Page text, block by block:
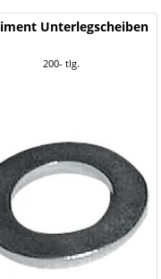
Unterlegscheiben
200- tlg.